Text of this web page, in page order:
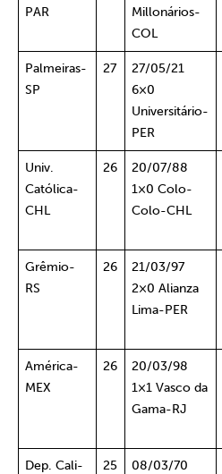
PAR
Millonários-
COL
Palmeiras-
SP
27
27/05/21
6×0
Universitário-
PER
Univ.
Católica-
CHL
26
20/07/88
1×0 Colo-
Colo-CHL
Grêmio-
RS
26
21/03/97
2×0 Alianza
Lima-PER
América-
MEX
26
20/03/98
1×1 Vasco da
Gama-RJ
Dep. Cali-
25
08/03/70